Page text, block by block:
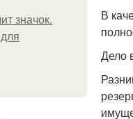
значок.
В
Дело